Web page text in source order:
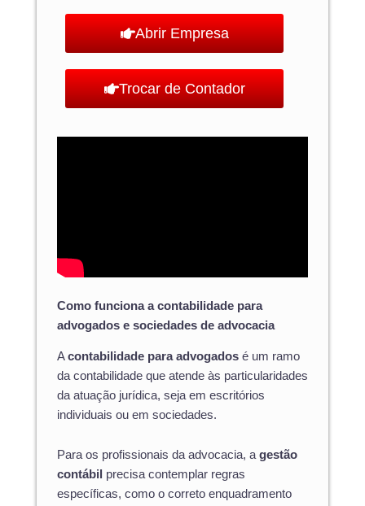
Abrir Empresa
Trocar de Contador
Como funciona a contabilidade para
advogados e sociedades de advocacia
Acontabilidade para advogados é um ramo
da contabilidade que atende às particularidades
da atuação jurídica, seja em escritórios
individuais ou em sociedades.
Para os profissionais da advocacia, agestão
contábil
precisa contemplar regras
específicas, como o correto enquadramento